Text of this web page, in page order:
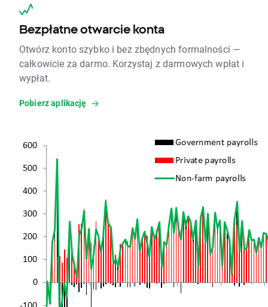
Bezpłatne otwarcie konta
Otwórz konto szybko i bez zbędnych formalności —
całkowicie za darmo. Korzystaj z darmowych wpłat i
wypłat.
Pobierz aplikację